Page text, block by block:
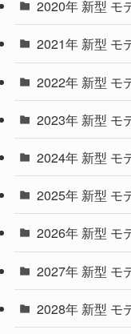
(10)
(9)
(4)
(9)
(4)
(1)
2020年 新型 モ
2021年 新型 モ
2022年 新型 モ
2023年 新型 モ
2024年 新型 モ
2025年 新型 モ
2026年 新型 モ
2027年 新型 モ
2028年 新型 モ